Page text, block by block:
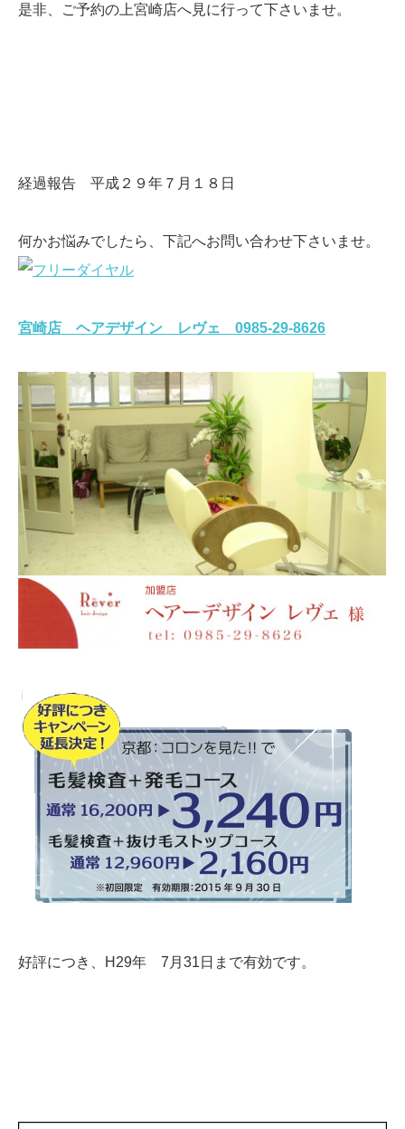
是非、ご予約の上宮崎店へ見に行って下さいませ。
経過報告 平成２９年７月１８日
何かお悩みでしたら、下記へお問い合わせ下さいませ。
宮崎店 ヘアデザイン レヴェ 0985-29-8626
好評につき、H29年 7月31日まで有効です。